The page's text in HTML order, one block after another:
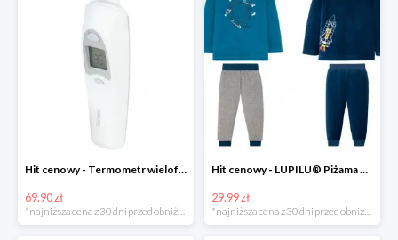
Hit cenowy - Termometr wielofunkcyjny
69.90 zł
*najniższa cena z 30 dni przed obniżką
Hit cenowy - LUPILU® Piżama welurowa chłopięca, 1 komplet
29.99 zł
*najniższa cena z 30 dni przed obniżką